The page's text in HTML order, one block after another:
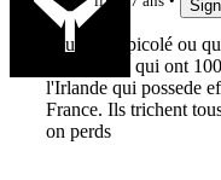
vous avez picolé ou
adversaires qui ont
l'Irlande qui possede
France. Ils trichent
on perds